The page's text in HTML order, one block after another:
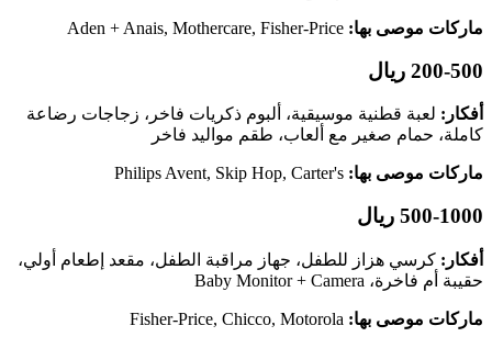
ماركات موصى بها: Aden + Anais, Mothercare, Fisher-Price
200-500 ريال
أفكار: لعبة قطنية موسيقية، ألبوم ذكريات فاخر، زجاجات رضاعة
كاملة، حمام صغير مع ألعاب، طقم مواليد فاخر
ماركات موصى بها: Philips Avent, Skip Hop, Carter's
500-1000 ريال
أفكار: كرسي هزاز للطفل، جهاز مراقبة الطفل، مقعد إطعام أولي،
حقيبة أم فاخرة، Baby Monitor + Camera
ماركات موصى بها: Fisher-Price, Chicco, Motorola